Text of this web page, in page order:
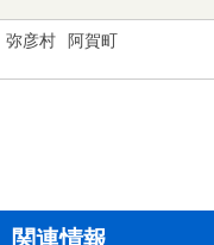
弥彦村 阿賀町
関連情報